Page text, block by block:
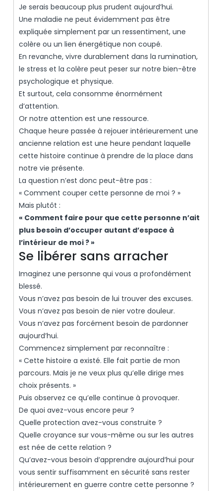
Je serais beaucoup plus prudent aujourd’hui.
Une maladie ne peut évidemment pas être
expliquée simplement par un ressentiment, une
colère ou un lien énergétique non coupé.
En revanche, vivre durablement dans la rumination,
le stress et la colère peut peser sur notre bien-être
psychologique et physique.
Et surtout, cela consomme énormément
d’attention.
Or notre attention est une ressource.
Chaque heure passée à rejouer intérieurement une
ancienne relation est une heure pendant laquelle
cette histoire continue à prendre de la place dans
notre vie présente.
La question n’est donc peut-être pas :
« Comment couper cette personne de moi ? »
Mais plutôt :
« Comment faire pour que cette personne n’ait
plus besoin d’occuper autant d’espace à
l’intérieur de moi ? »
Se libérer sans arracher
Imaginez une personne qui vous a profondément
blessé.
Vous n’avez pas besoin de lui trouver des excuses.
Vous n’avez pas besoin de nier votre douleur.
Vous n’avez pas forcément besoin de pardonner
aujourd’hui.
Commencez simplement par reconnaître :
« Cette histoire a existé. Elle fait partie de mon
parcours. Mais je ne veux plus qu’elle dirige mes
choix présents. »
Puis observez ce qu’elle continue à provoquer.
De quoi avez-vous encore peur ?
Quelle protection avez-vous construite ?
Quelle croyance sur vous-même ou sur les autres
est née de cette relation ?
Qu’avez-vous besoin d’apprendre aujourd’hui pour
vous sentir suffisamment en sécurité sans rester
intérieurement en guerre contre cette personne ?